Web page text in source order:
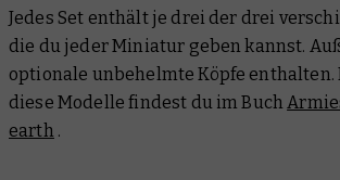
Jedes Set enthält je drei der drei
die du jeder Miniatur geben kannst.
optionale unbehelmte Köpfe enthalten.
diese Modelle findest du im Buch
earth.